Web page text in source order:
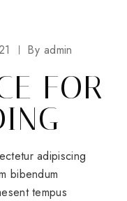
By admin
FOR
adipiscing
bibendum
tempus